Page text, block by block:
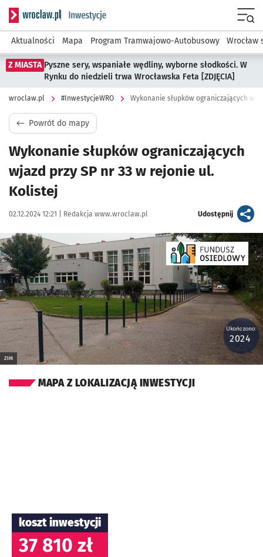
Serwis informacyjny wroclaw.pl podserwis:
Aktualności Mapa Program Tramwajowo-Autobusowy Wrocław
Z MIASTA Pyszne sery, wspaniałe wędliny, wyborne słodkości. W
Rynku do niedzieli trwa Wrocławska Feta [ZDJĘCIA]
wroclaw.pl #InwestycjeWRO Wykonanie słupków ograniczających
Powrót do mapy
Wykonanie słupków ograniczających
wjazd przy SP nr 33 w rejonie ul.
Kolistej
Data publikacji:
02.12.2024 12:21 | Autor:
Redakcja www.wroclaw.pl Udostępnijartykuł
Kliknij, aby powiększyć
ZIM
Ukończono:
2024
MAPA Z LOKALIZACJĄ INWESTYCJI
koszt inwestycji
37 810 zł